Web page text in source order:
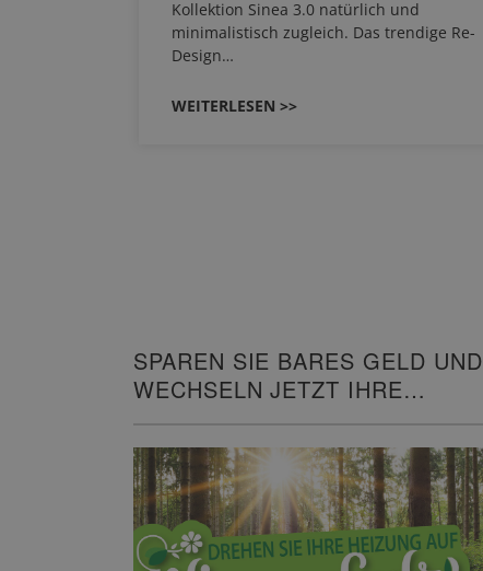
Kollektion Sinea 3.0 natürlich und
minimalistisch zugleich. Das trendige Re-
Design…
WEITERLESEN >>
SPAREN SIE BARES GELD UND
WECHSELN JETZT IHRE